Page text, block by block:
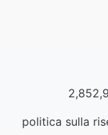
politica sulla